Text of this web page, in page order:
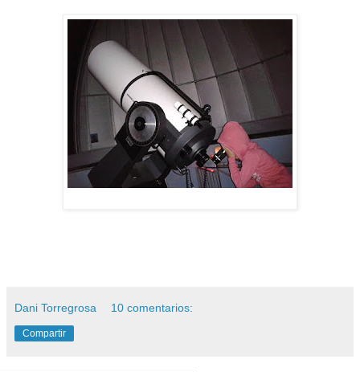
Dani Torregrosa 10 comentarios:
Compartir